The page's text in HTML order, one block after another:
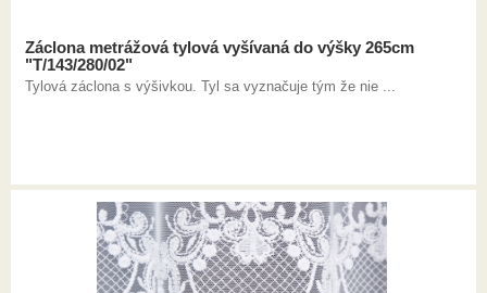
Záclona metrážová tylová vyšívaná do výšky 265cm
"T/143/280/02"
Tylová záclona s výšivkou. Tyl sa vyznačuje tým že nie ...